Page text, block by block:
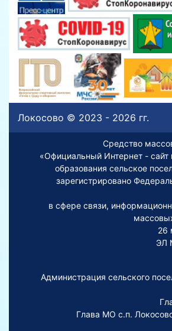
Локосово © 2023 - 2026 гг.
Средство
«Официальный Интернет - сайт
образования сельское
зарегистрировано
в сфере связи,
26
ЭЛ
Администрация сельского
Глава МО с.п.